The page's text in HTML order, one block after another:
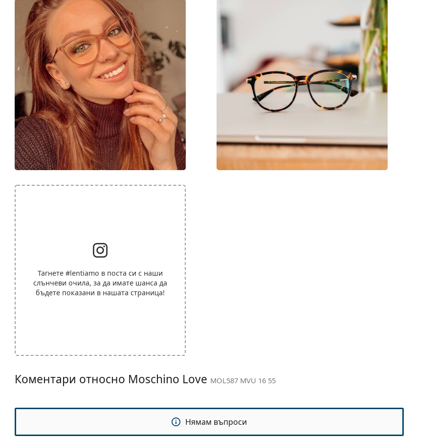
Тагнете #lentiamo в поста си с наши
слънчеви очила, за да имате шанса да
бъдете показани в нашата страница!
Коментари относно Moschino Love MOL587 MVU 16 55
Нямам въпроси